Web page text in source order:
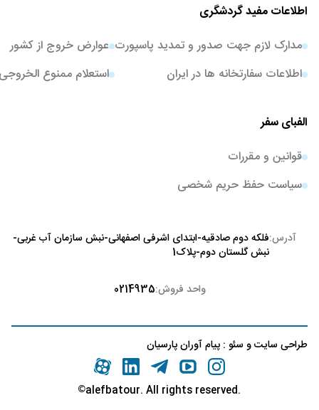
اطلاعات مفید گردشگری
مدارک لازم جهت صدور و تمدید پاسپورت
اطلاعات سفارتخانه ها در ایران
عوارض خروج از کشور
استعلام ممنوع
الفبای سفر
قوانین و مقررات
سیاست حفظ حریم شخصی
آدرس:فلکه دوم صادقیه-ابتدای اشرفی اصفهانی-نبش سازمان آب غربی-
نبش گلستان دوم-پلاک1
واحد فروش:0214935
طراحی سایتوسئو : پیام آوران پارسیان
.alefbatour. All rights reserved
©